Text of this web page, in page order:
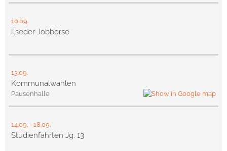
10.09.
Ilseder Jobbörse
13.09.
Kommunalwahlen
Pausenhalle
14.09. - 18.09.
Studienfahrten Jg. 13